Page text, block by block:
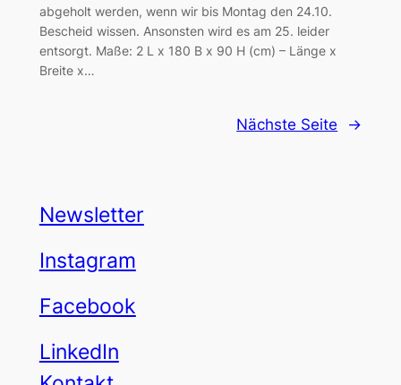
abgeholt werden, wenn wir bis Montag den 24.10.
Bescheid wissen. Ansonsten wird es am 25. leider
entsorgt. Maße: 2 L x 180 B x 90 H (cm) – Länge x
Breite x…
Nächste Seite →
Newsletter
Instagram
Facebook
LinkedIn